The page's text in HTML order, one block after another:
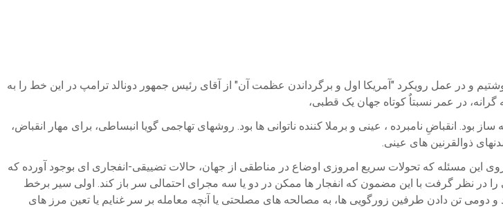
و در عمل رویکرد "آمریکا اول و برگرداندن عظمت آن" از آقای رئیس جمهور دونالد ترامپ در این خط را به
در عمر نسبتاٌ کوتاه جهان یک قطبی،
انقباضِ نامبرده ، عینی و برملا کننده ناتوانی ها بود. روشهای تهاجمی گویا انبساطی، برای مهار انقباض،
ذوالقرنین های عینی.
این مسئله که تحولات سریع امروزی اوضاع در مناطقی از جهان، حالات تضییقی-انفجاری ای بوجود آورده که
در نظر گرفت با این مضمون که انفجار ها ممکن در دو یا سه مجرای احتمالی سر باز کند. اولی سیر برخط
تن دادن طرفین زورگویی ها، به مصالحه های مصلحتی یا آنچه معامله بر سر غنایم یا تعین مرز های